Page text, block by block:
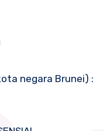
negara Brunei) :